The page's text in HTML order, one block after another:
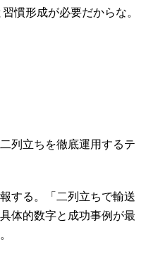
慣形成が必要だからな。
列立ちを徹底運用するテ
する。「二列立ちで輸送
体的数字と成功事例が最